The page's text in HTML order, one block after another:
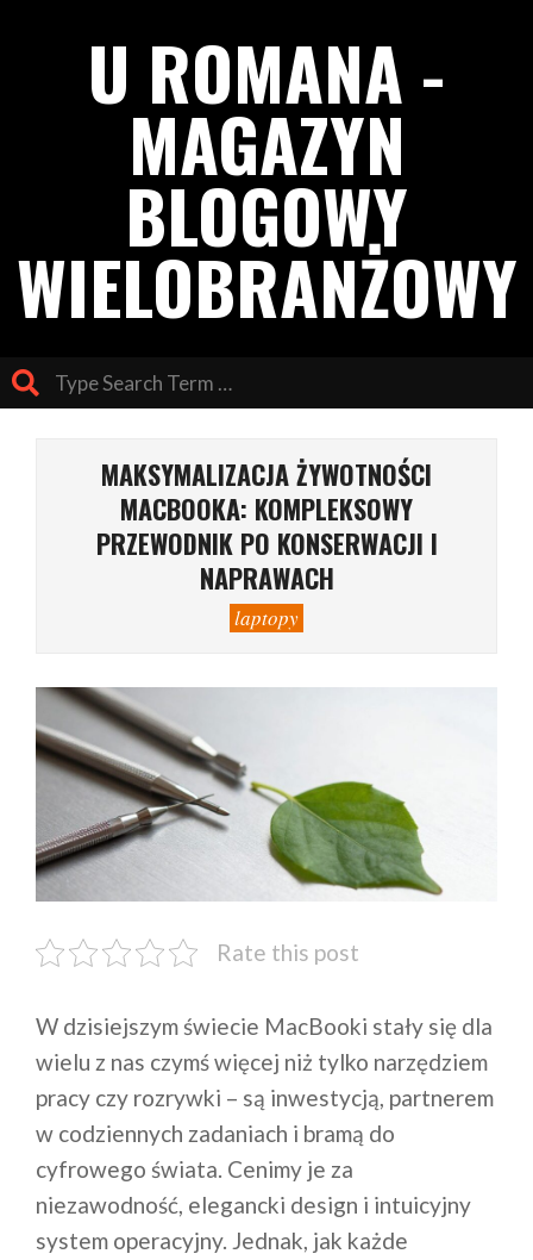
U ROMANA -
MAGAZYN
BLOGOWY
WIELOBRANŻOWY
MAKSYMALIZACJA ŻYWOTNOŚCI
MACBOOKA: KOMPLEKSOWY
PRZEWODNIK PO KONSERWACJI I
NAPRAWACH
laptopy
Rate this post
W dzisiejszym świecie MacBooki stały się dla
wielu z nas czymś więcej niż tylko narzędziem
pracy czy rozrywki – są inwestycją, partnerem
w codziennych zadaniach i bramą do
cyfrowego świata. Cenimy je za
niezawodność, elegancki design i intuicyjny
system operacyjny. Jednak, jak każde